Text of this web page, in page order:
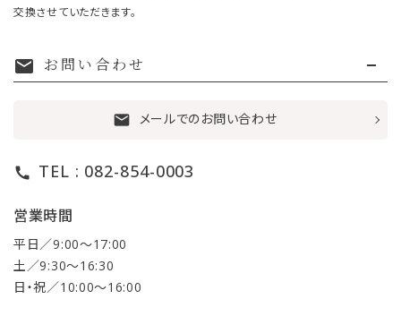
交換させていただきます。
mail お問い合わせ
mail メールでのお問い合わせ
call TEL : 082-854-0003
営業時間
平日／9:00〜17:00
土／9:30〜16:30
日・祝／10:00〜16:00